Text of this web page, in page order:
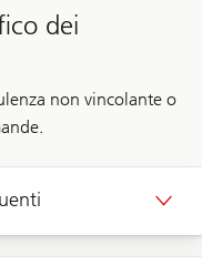
dei
non vincolante o